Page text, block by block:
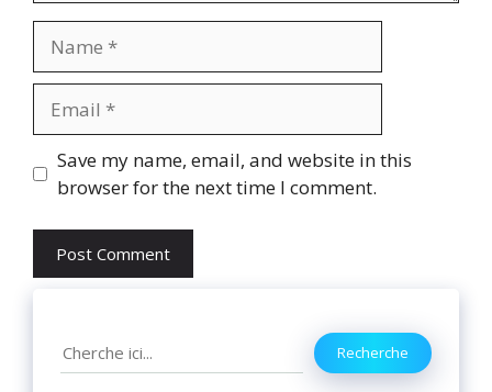
Website
Save my name, email, and website in this
browser for the next time I comment.
Search Recherche